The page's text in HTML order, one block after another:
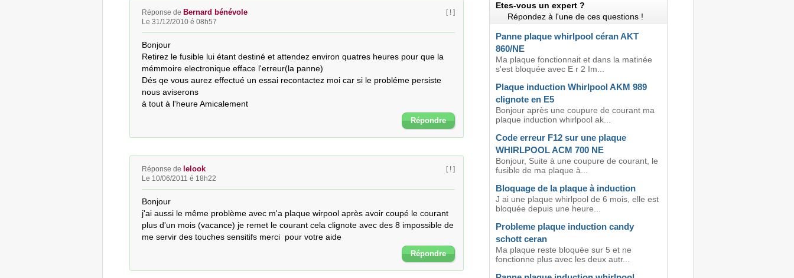
Réponse de Bernard bénévole
Le 31/12/2010 é 08h57
[ ! ]
Bonjour
Retirez le fusible lui étant destiné et attendez environ quatres heures pour que la
mémmoire electronique efface l'erreur(la panne)
Dés qe vous aurez effectué un essai recontactez moi car si le probléme persiste
nous aviserons
à tout à l'heure Amicalement
Répondre
Réponse de lelook
Le 10/06/2011 é 18h22
[ ! ]
Bonjour
j'ai aussi le même problème avec m'a plaque wirpool après avoir coupé le courant
plus d'un mois (vacance) je remet le courant cela clignote avec des 8 impossible de
me servir des touches sensitifs merci  pour votre aide
Répondre
Etes-vous un expert ?
Répondez à l'une de ces questions !
Panne plaque whirlpool céran AKT
860/NE
Ma plaque fonctionnait et dans la matinée
s'est bloquée avec E r 2 Im...
Plaque induction Whirlpool AKM 989
clignote en E5
Bonjour après une coupure de courant ma
plaque induction whirlpool ak...
Code erreur F12 sur une plaque
WHIRLPOOL ACM 700 NE
Bonjour, Suite à une coupure de courant, le
fusible de ma plaque à...
Bloquage de la plaque à induction
J ai une plaque whirlpool de 6 mois, elle est
bloquée depuis une heure...
Probleme plaque induction candy
schott ceran
Ma plaque reste bloquée sur 5 et ne
fonctionne plus avec les deux autr...